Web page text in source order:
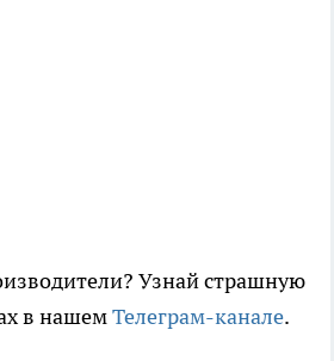
Узнай страшную
в нашемТелеграм-канале.